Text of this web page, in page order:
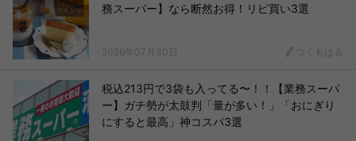
務スーパー】なら断然お得！リピ買い3選
2026年07月30日 つくもはる
税込213円で3袋も入ってる〜！！【業務スーパ
ー】ガチ勢が太鼓判「量が多い！」「おにぎり
にすると最高」神コスパ3選